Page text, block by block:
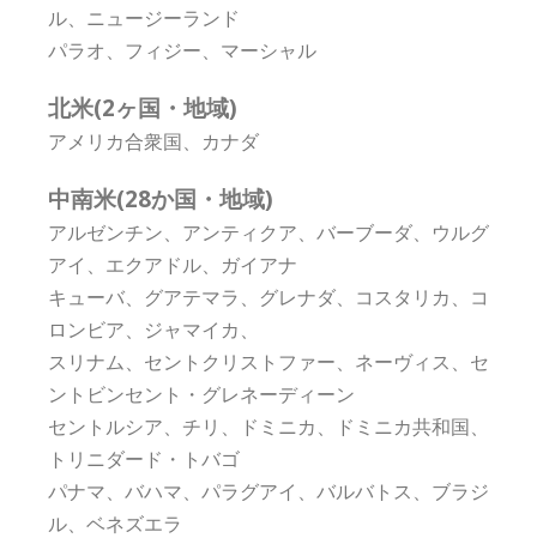
ル、ニュージーランド
パラオ、フィジー、マーシャル
北米(2ヶ国・地域)
アメリカ合衆国、カナダ
中南米(28か国・地域)
アルゼンチン、アンティクア、バーブーダ、ウルグ
アイ、エクアドル、ガイアナ
キューバ、グアテマラ、グレナダ、コスタリカ、コ
ロンビア、ジャマイカ、
スリナム、セントクリストファー、ネーヴィス、セ
ントビンセント・グレネーディーン
セントルシア、チリ、ドミニカ、ドミニカ共和国、
トリニダード・トバゴ
パナマ、バハマ、パラグアイ、バルバトス、ブラジ
ル、ベネズエラ